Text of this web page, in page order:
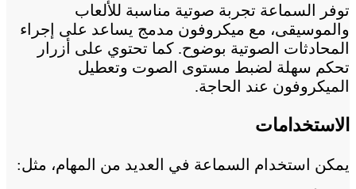
توفر السماعة تجربة صوتية مناسبة للألعاب
والموسيقى، مع ميكروفون مدمج يساعد على إجراء
المحادثات الصوتية بوضوح. كما تحتوي على أزرار
تحكم سهلة لضبط مستوى الصوت وتعطيل
الميكروفون عند الحاجة.
الاستخدامات
يمكن استخدام السماعة في العديد من المهام، مثل: